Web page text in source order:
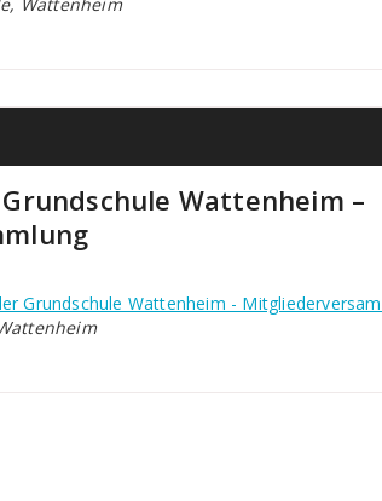
Wattenheim –
Grundschule Wattenheim -